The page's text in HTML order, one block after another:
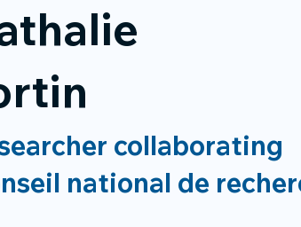
collaborating
national de